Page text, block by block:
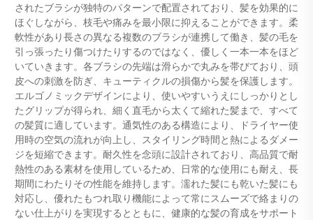
されたブラシが独特のパターンで配置されており、髪を効果的に
ほぐしながら、枝毛や痛みを最小限に抑えることができます。柔
軟性があり長さの異なる複数のブラシが連携して働き、髪の毛を
引っ張ったり傷つけたりするのではなく、優しく一本一本をほど
いていきます。各ブラシの先端は滑らかで丸みを帯びており、頭
皮への刺激を防ぎ、キューティクルの損傷から髪を保護します。
エルゴノミックデザインにより、使いやすいうえにしっかりとし
たグリップが得られ、細く直毛から太くて縮れた髪まで、すべて
の髪質に適しています。通気性のある構造により、ドライヤー使
用時の空気の流れが向上し、スタイリング時間と熱によるダメー
ジを短縮できます。耐久性を念頭に設計されており、高品質で耐
熱性のある素材を使用しているため、日常的な使用にも耐え、長
期間にわたりその性能を維持します。濡れた髪にも乾いた髪にも
対応し、優れたもつれ取り機能によって常にスムーズで絡まりの
ない仕上がりを実現するとともに、健康的な髪の育成をサポート